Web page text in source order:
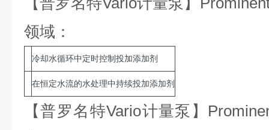
领域：
冷却水循环中定时控制投加添加剂
在恒定水流的水处理中持续投加添加剂
【普罗名特Vario计量泵】